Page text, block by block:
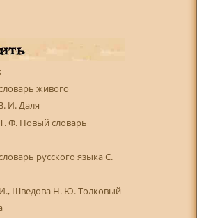
живого
И. Даля
Ф. Новый словарь
русского языка С.
Шведова Н. Ю. Толковый